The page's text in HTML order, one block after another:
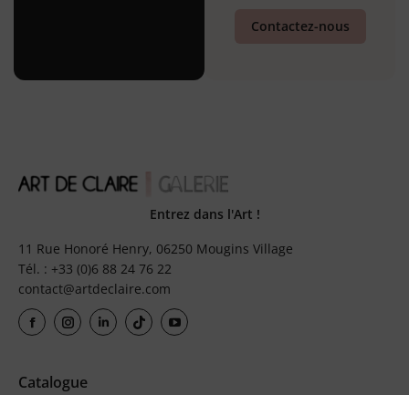
Contactez-nous
Entrez dans l'Art !
11 Rue Honoré Henry, 06250 Mougins Village
Tél. : +33 (0)6 88 24 76 22
contact@artdeclaire.com
Catalogue